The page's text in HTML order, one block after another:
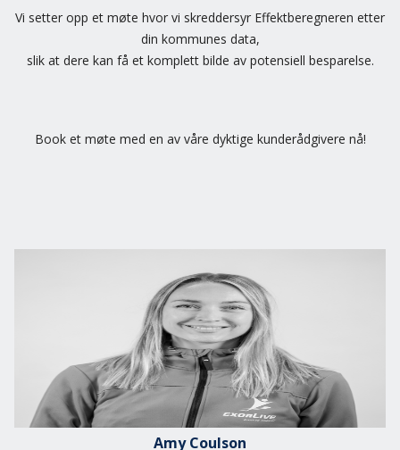
Vi setter opp et møte hvor vi skreddersyr Effektberegneren etter
din kommunes data,
slik at dere kan få et komplett bilde av potensiell besparelse.
Book et møte med en av våre dyktige kunderådgivere nå!
Amy Coulson